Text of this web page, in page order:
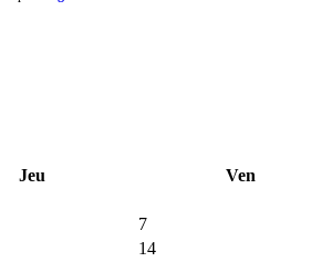
Jeu Ven
7
14